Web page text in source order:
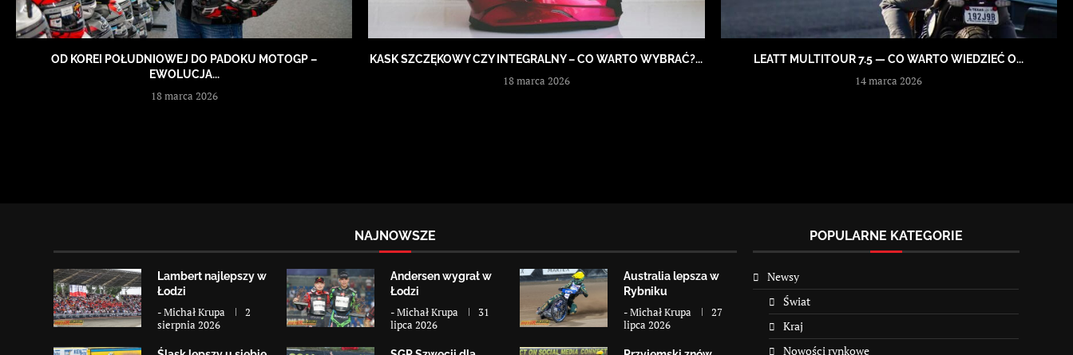
OD KOREI POŁUDNIOWEJ DO PADOKU MOTOGP –
EWOLUCJA...
18 marca 2026
KASK SZCZĘKOWY CZY INTEGRALNY – CO WARTO WYBRAĆ?...
18 marca 2026
LEATT MULTITOUR 7.5 — CO WARTO WIEDZIEĆ O...
14 marca 2026
NAJNOWSZE
Lambert najlepszy w
Łodzi
-Michał Krupa
2
sierpnia 2026
Andersen wygrał w
Łodzi
-Michał Krupa
31
lipca 2026
Australia lepsza w
Rybniku
-Michał Krupa
27
lipca 2026
POPULARNE KATEGORIE
Newsy
Świat
Kraj
Nowości rynkowe